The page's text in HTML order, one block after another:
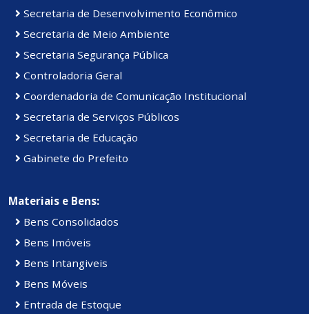
Secretaria de Desenvolvimento Econômico
Secretaria de Meio Ambiente
Secretaria Segurança Pública
Controladoria Geral
Coordenadoria de Comunicação Institucional
Secretaria de Serviços Públicos
Secretaria de Educação
Gabinete do Prefeito
Materiais e Bens:
Bens Consolidados
Bens Imóveis
Bens Intangiveis
Bens Móveis
Entrada de Estoque